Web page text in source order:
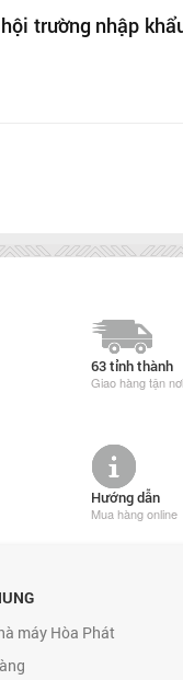
trường nhập
63 tỉnh thành
Giao hàng tận nơi
Hướng dẫn
Mua hàng online
máy Hòa Phát